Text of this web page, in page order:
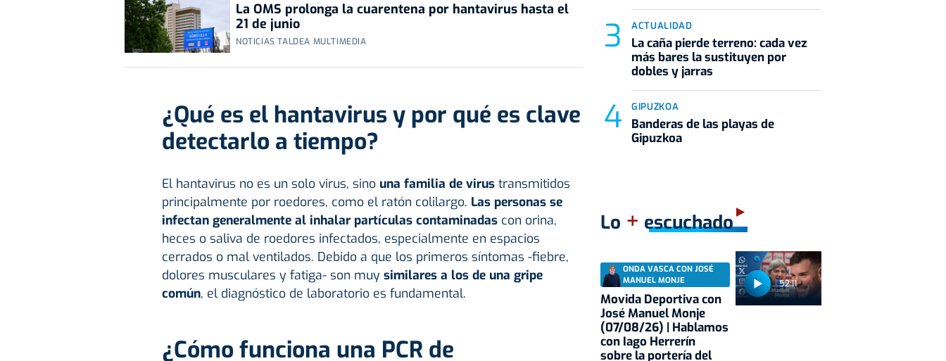
La OMS prolonga la cuarentena por hantavirus hasta el
21 de junio
NOTICIAS TALDEA MULTIMEDIA
¿Qué es el hantavirus y por qué es clave
detectarlo a tiempo?
El hantavirus no es un solo virus, sino una familia de virustransmitidos
principalmente por roedores, como el ratón colilargo. Las personas se
infectan generalmente al inhalar partículas contaminadascon orina,
heces o saliva de roedores infectados, especialmente en espacios
cerrados o mal ventilados. Debido a que los primeros síntomas -fiebre,
dolores musculares y fatiga- son muy similares a los de una gripe
común, el diagnóstico de laboratorio es fundamental.
¿Cómo funciona una PCR de
ACTUALIDAD
La caña pierde terreno: cada vez
más bares la sustituyen por
dobles y jarras
GIPUZKOA
Banderas de las playas de
Gipuzkoa
Lo + escuchado
52:11
ONDA VASCA CON JOSÉ
MANUEL MONJE
Movida Deportiva con
José Manuel Monje
(07/08/26) | Hablamos
con Iago Herrerín
sobre la portería del